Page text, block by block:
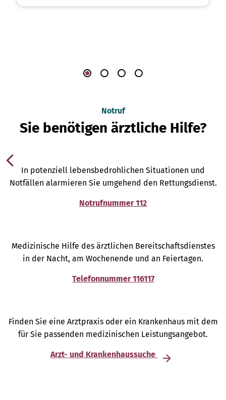
Notruf
Sie benötigen ärztliche Hilfe?
In potenziell lebensbedrohlichen Situationen und
Notfällen alarmieren Sie umgehend den Rettungsdienst.
Notrufnummer 112
Medizinische Hilfe des ärztlichen Bereitschaftsdienstes
in der Nacht, am Wochenende und an Feiertagen.
Telefonnummer 116117
Finden Sie eine Arztpraxis oder ein Krankenhaus mit dem
für Sie passenden medizinischen Leistungsangebot.
Arzt- und Krankenhaussuche